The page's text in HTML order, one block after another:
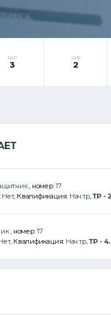
ШР
3
ШБ
2
, номер:17
Нет, Квалификация: Нач.тр,ТР -
, номер:17
, Квалификация: Нач.тр,ТР -